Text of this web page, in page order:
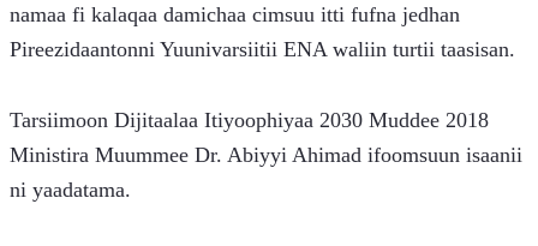
namaa fi kalaqaa damichaa cimsuu itti fufna jedhan
Pireezidaantonni Yuunivarsiitii ENA waliin turtii taasisan.
Tarsiimoon Dijitaalaa Itiyoophiyaa 2030 Muddee 2018
Ministira Muummee Dr. Abiyyi Ahimad ifoomsuun isaanii
ni yaadatama.